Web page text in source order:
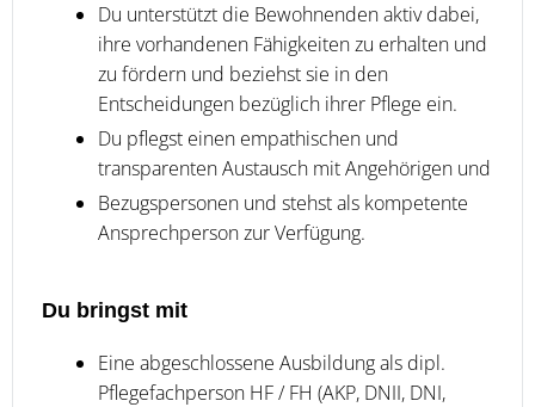
Du unterstützt die Bewohnenden aktiv dabei,
ihre vorhandenen Fähigkeiten zu erhalten und
zu fördern und beziehst sie in den
Entscheidungen bezüglich ihrer Pflege ein.
Du pflegst einen empathischen und
transparenten Austausch mit Angehörigen und
Bezugspersonen und stehst als kompetente
Ansprechperson zur Verfügung.
Du bringst mit
Eine abgeschlossene Ausbildung als dipl.
Pflegefachperson HF / FH (AKP, DNII, DNI,